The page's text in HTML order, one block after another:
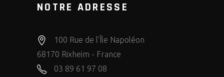
NOTRE ADRESSE
100 Rue de l'Île Napoléon
68170 Rixheim - France
03 89 61 97 08